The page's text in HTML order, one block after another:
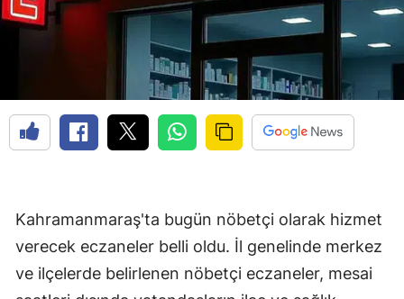
Kahramanmaraş'ta bugün nöbetçi olarak hizmet
verecek eczaneler belli oldu. İl genelinde merkez
ve ilçelerde belirlenen nöbetçi eczaneler, mesai